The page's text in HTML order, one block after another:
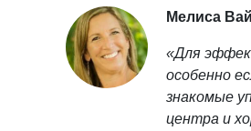
Мелиса
«Для
особенно
знакомые
центра и